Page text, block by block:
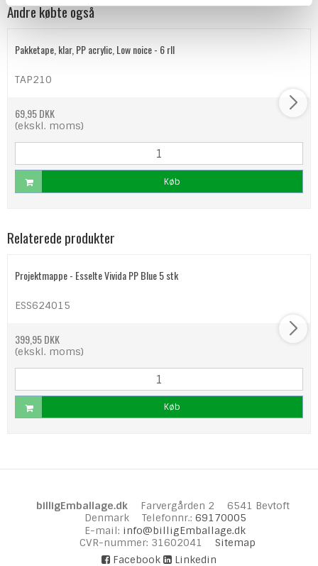
Andre købte også
Pakketape, klar, PP acrylic, Low noice - 6 rll
TAP210
69,95 DKK
(ekskl. moms)
Køb
Relaterede produkter
Projektmappe - Esselte Vivida PP Blue 5 stk
ESS624015
399,95 DKK
(ekskl. moms)
Køb
billigEmballage.dk Farvergården 2
6541 Bevtoft
Denmark
Telefonnr.: 69170005
E-mail: info@billigEmballage.dk
CVR-nummer: 31602041
Sitemap
Facebook
Linkedin